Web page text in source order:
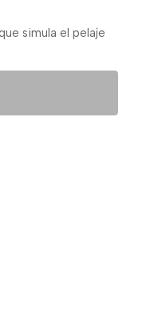
simula el pelaje